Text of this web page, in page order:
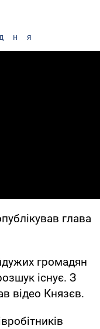
глава
громадян
існує. З
відео Князєв.